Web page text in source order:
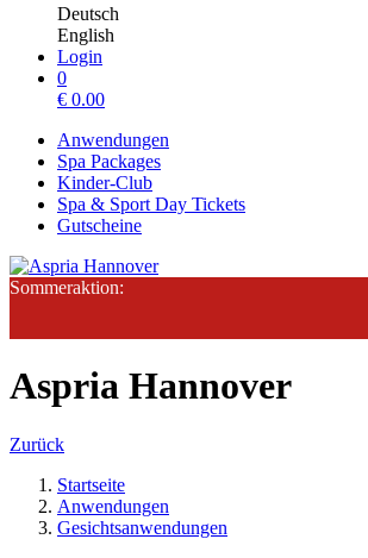
Deutsch
English
Login
0
€ 0.00
Anwendungen
Spa Packages
Kinder-Club
Spa & Sport Day Tickets
Gutscheine
Sommeraktion:
Aspria Hannover
Zurück
Startseite
Anwendungen
Gesichtsanwendungen